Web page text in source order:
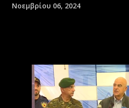
Νοεμβρίου 06, 2024